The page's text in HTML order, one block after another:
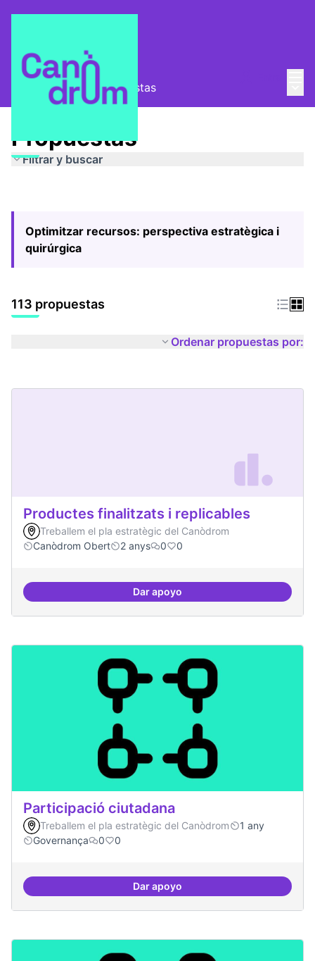
Pla Estratègic Propuestas
Propuestas
Filtrar y buscar
Optimitzar recursos: perspectiva estratègica i
quirúrgica
113 propuestas
Ordenar propuestas por:
Productes finalitzats i replicables
Treballem el pla estratègic del Canòdrom
Canòdrom Obert
2 anys 0 0
Dar apoyoProductes finalitzats i
Participació ciutadana
Treballem el pla estratègic del Canòdrom
1 any
Governança
0 0
Dar apoyoParticipació ciutadana